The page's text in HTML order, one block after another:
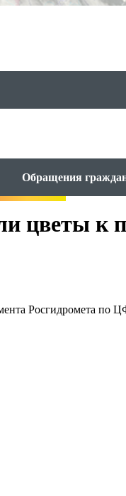
Обращения
цветы к
Росгидромета по